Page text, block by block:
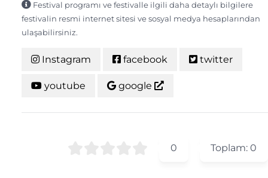
Festival programı ve festivalle ilgili daha detaylı bilgilere
festivalin resmi internet sitesi ve sosyal medya hesaplarından
ulaşabilirsiniz.
Instagram facebook twitter
youtube google
0 Toplam: 0